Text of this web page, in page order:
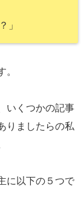
」
。
いくつかの記事
りましたらの私
に以下の５つで